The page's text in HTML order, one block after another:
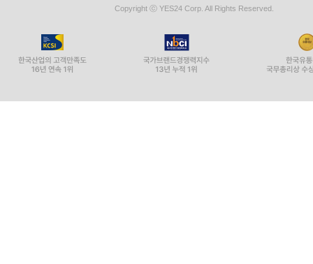
Copyright ⓒ YES24 Corp. All Rights Reserved.